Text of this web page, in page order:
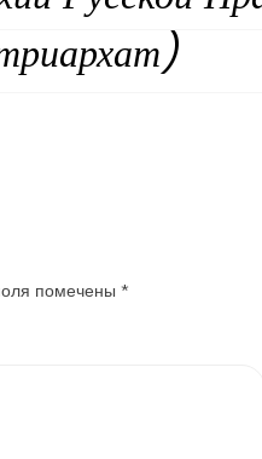
помечены *